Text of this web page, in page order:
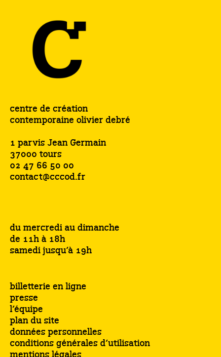
centre de création
contemporaine olivier debré
1 parvis Jean Germain
37000 tours
02 47 66 50 00
contact@cccod.fr
du mercredi au dimanche
de 11h à 18h
samedi jusqu’à 19h
billetterie en ligne
presse
l’équipe
plan du site
données personnelles
conditions générales d’utilisation